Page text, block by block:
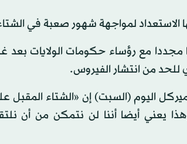
الاستعداد لمواجهة شهور صعبة في
مع رؤساء حكومات الولايات بعد
للحد من انتشار الفيروس.
اليوم (السبت) إن «الشتاء المقبل
يعني أيضا أننا لن نتمكن من أن